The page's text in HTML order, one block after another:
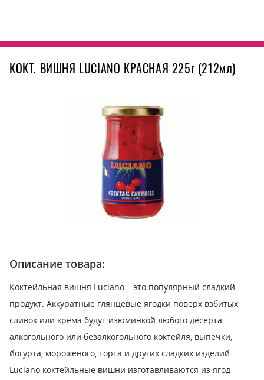
КОКТ. ВИШНЯ LUCIANO КРАСНАЯ 225г (212мл)
Описание товара:
Коктейльная вишня Luciano – это популярный сладкий
продукт. Аккуратные глянцевые ягодки поверх взбитых
сливок или крема будут изюминкой любого десерта,
алкогольного или безалкогольного коктейля, выпечки,
йогурта, мороженого, торта и других сладких изделий.
Luciano коктейльные вишни изготавливаются из ягод